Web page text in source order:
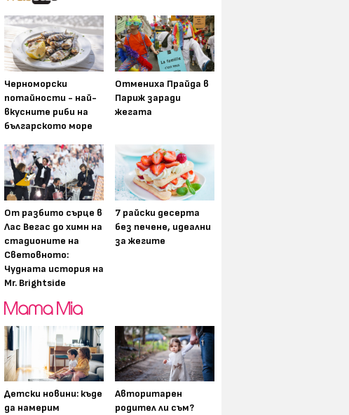
Черноморски
потайности - най-
вкусните риби на
българското море
Отмениха Прайда в
Париж заради
жегата
От разбито сърце в
Лас Вегас до химн на
стадионите на
Световното:
Чудната история на
Mr. Brightside
7 райски десерта
без печене, идеални
за жегите
Детски новини: къде
да намерим
Авторитарен
родител ли съм?